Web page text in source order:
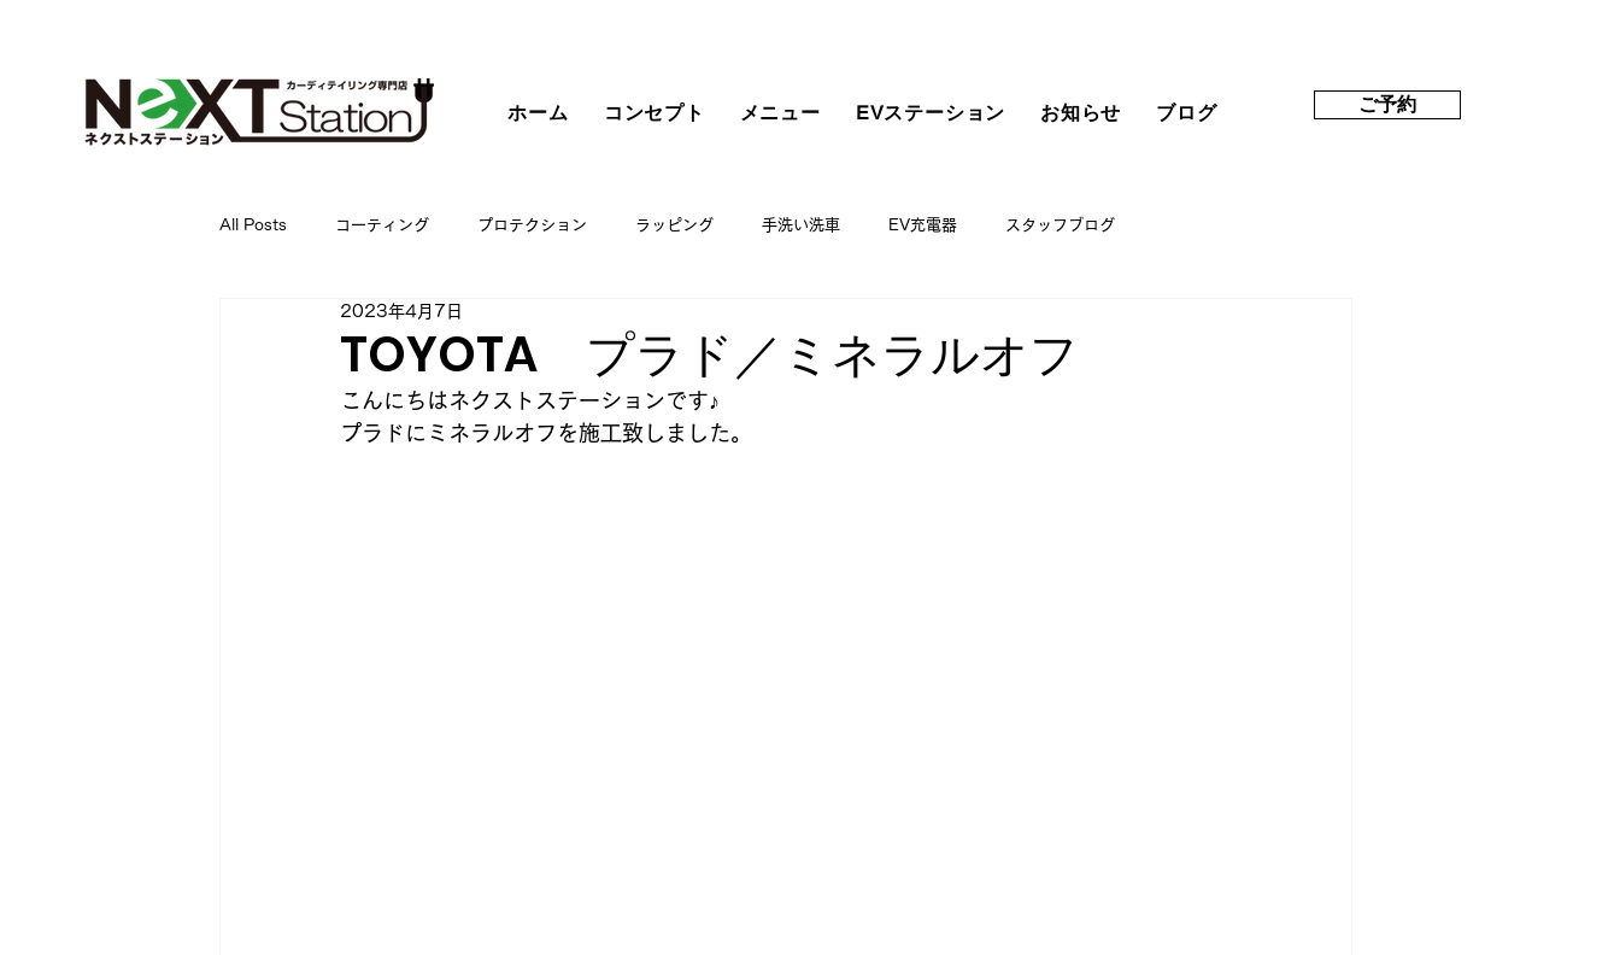
ご予約
ホーム コンセプト メニュー EVステーション お知らせ ブログ
All Posts コーティング プロテクション ラッピング 手洗い洗車 EV充電器 スタッフブログ
TOYOTA プラド／ミネラルオフ
2023年4月7日
こんにちはネクストステーションです♪
プラドにミネラルオフを施工致しました。